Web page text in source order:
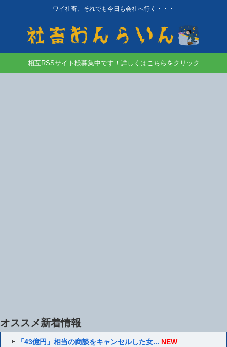
ワイ社畜、それでも今日も会社へ行く・・・
相互RSSサイト様募集中です！詳しくはこちらをクリック
オススメ新着情報
「43億円」相当の商談をキャンセルした女... NEW